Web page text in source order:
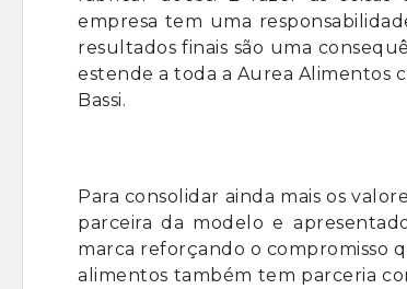
empresa tem uma
resultados finais são uma
estende a toda a Aurea Alimentos
Bassi.
Para consolidar ainda mais os
parceira da modelo e
marca reforçando o compromisso
alimentos também tem parceria